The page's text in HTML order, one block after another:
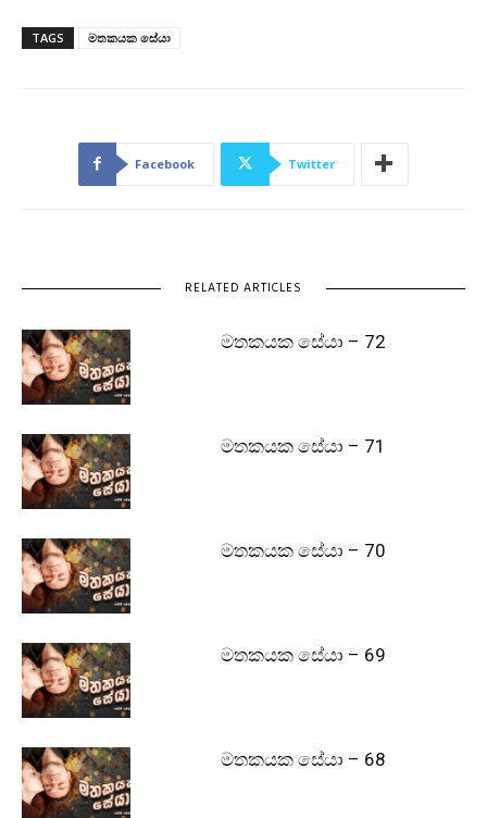
TAGS මතකයක සේයා
Facebook Twitter
RELATED ARTICLES
මතකයක සේයා – 72
මතකයක සේයා – 71
මතකයක සේයා – 70
මතකයක සේයා – 69
මතකයක සේයා – 68